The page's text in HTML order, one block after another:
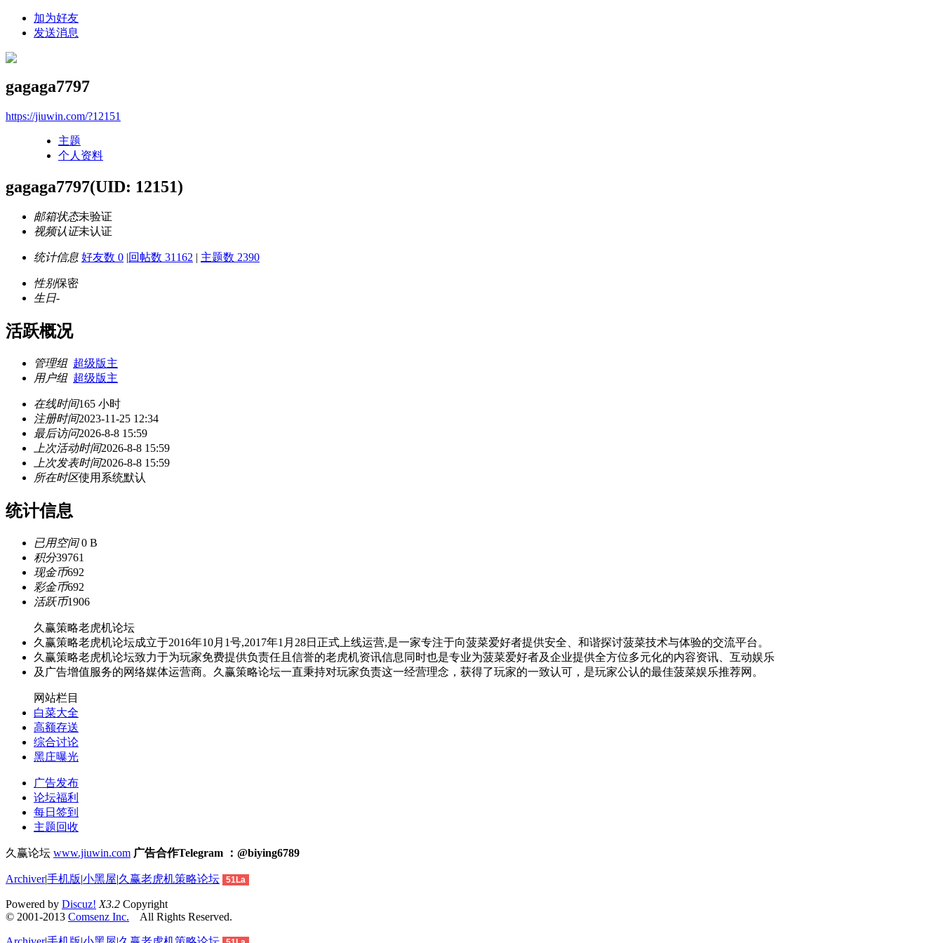
加为好友
发送消息
gagaga7797
https://jiuwin.com/?12151
主题
个人资料
gagaga7797(UID: 12151)
邮箱状态未验证
视频认证未认证
统计信息 好友数 0 |回帖数 31162 | 主题数 2390
性别保密
生日-
活跃概况
管理组 超级版主
用户组 超级版主
在线时间165 小时
注册时间2023-11-25 12:34
最后访问2026-8-8 15:59
上次活动时间2026-8-8 15:59
上次发表时间2026-8-8 15:59
所在时区使用系统默认
统计信息
已用空间0 B
积分39761
现金币692
彩金币692
活跃币1906
久赢策略老虎机论坛
久赢策略老虎机论坛成立于2016年10月1号,2017年1月28日正式上线运营,是一家专注于向菠菜爱好者提供安全、和谐探讨菠菜技术与体验的交流平台。
久赢策略老虎机论坛致力于为玩家免费提供负责任且信誉的老虎机资讯信息同时也是专业为菠菜爱好者及企业提供全方位多元化的内容资讯、互动娱乐
及广告增值服务的网络媒体运营商。久赢策略论坛一直秉持对玩家负责这一经营理念，获得了玩家的一致认可，是玩家公认的最佳菠菜娱乐推荐网。
网站栏目
白菜大全
高额存送
综合讨论
黑庄曝光
广告发布
论坛福利
每日签到
主题回收
久赢论坛 www.jiuwin.com 广告合作Telegram ：@biying6789
Archiver|手机版|小黑屋|久赢老虎机策略论坛 51La
Powered by Discuz! X3.2 Copyright
© 2001-2013 Comsenz Inc. All Rights Reserved.